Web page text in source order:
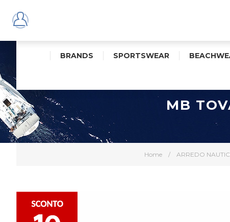
BRANDS SPORTSWEAR
Home / ARREDO
MB